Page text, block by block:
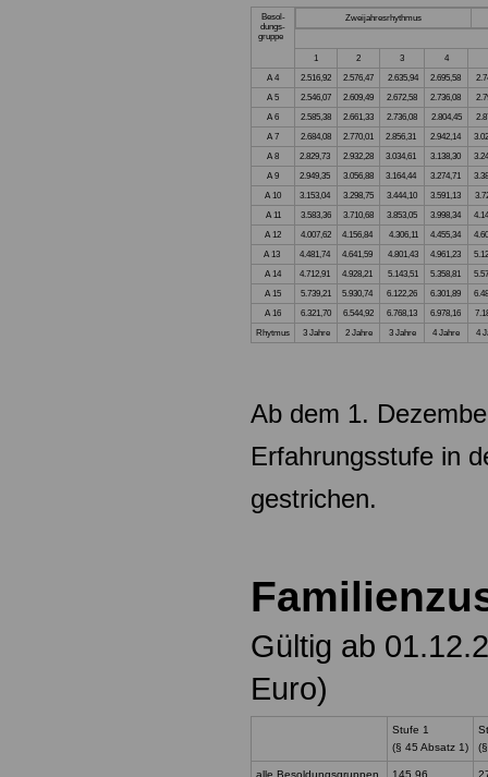
Besol-
dungs-
gruppe
Zweijahresrhythmus
1 2 3 4
A 4
2.516,92 2.576,47 2.635,94 2.695,58
A 5
2.546,07 2.609,49 2.672,58 2.736,08
A 6
2.585,38 2.661,33 2.736,08 2.804,45
A 7
2.684,08 2.770,01 2.856,31 2.942,14
A 8
2.829,73 2.932,28 3.034,61 3.138,30
A 9
2.949,35 3.056,88 3.164,44 3.274,71
A 10
3.153,04 3.298,75 3.444,10 3.591,13
A 11
3.583,36 3.710,68 3.853,05 3.998,34
A 12
4.007,62 4.156,84 4.306,11 4.455,34
A 13
4.481,74 4.641,59 4.801,43 4.961,23
A 14
4.712,91 4.928,21 5.143,51 5.358,81
A 15
5.739,21 5.930,74 6.122,26 6.301,89
A 16
6.321,70 6.544,92 6.768,13 6.978,16
Rhytmus
3 Jahre 2 Jahre 3 Jahre 4 Jahre 4
Ab dem 1.
Erfahrungsstufe in
gestrichen.
Gültig ab
Euro)
Stufe 1
(§ 45 Absatz 1)
alle Besoldungsgruppen 145,96